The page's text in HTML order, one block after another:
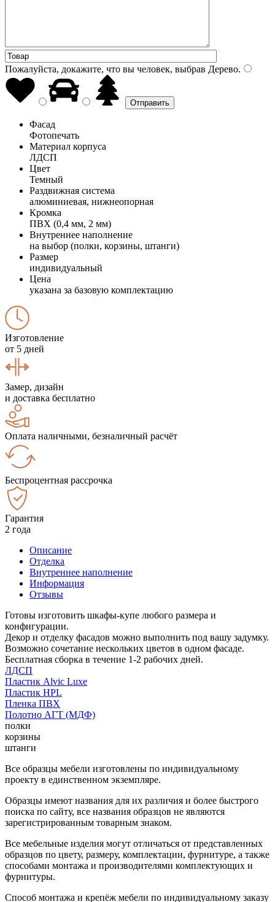
Пожалуйста, докажите, что вы человек, выбрав Дерево.
Фасад
Фотопечать
Материал корпуса
ЛДСП
Цвет
Темный
Раздвижная система
алюминиевая, нижнеопорная
Кромка
ПВХ (0,4 мм, 2 мм)
Внутреннее наполнение
на выбор (полки, корзины, штанги)
Размер
индивидуальный
Цена
указана за базовую комплектацию
Изготовление
от 5 дней
Замер, дизайн
и доставка бесплатно
Оплата наличными, безналичный расчёт
Беспроцентная рассрочка
Гарантия
2 года
Описание
Отделка
Внутреннее наполнение
Информация
Отзывы
Готовы изготовить шкафы-купе любого размера и
конфигурации.
Декор и отделку фасадов можно выполнить под вашу задумку.
Возможно сочетание нескольких цветов в одном фасаде.
Бесплатная сборка в течение 1-2 рабочих дней.
ЛДСП
Пластик Alvic Luxe
Пластик HPL
Пленка ПВХ
Полотно АГТ (МДФ)
полки
корзины
штанги
Все образцы мебели изготовлены по индивидуальному
проекту в единственном экземпляре.
Образцы имеют названия для их различия и более быстрого
поиска по сайту, все названия образцов не являются
зарегистрированным товарным знаком.
Все мебельные изделия могут отличаться от представленных
образцов по цвету, размеру, комплектации, фурнитуре, а также
способами монтажа и производителями комплектующих и
фурнитуры.
Способ монтажа и крепёж мебели по индивидуальному заказу